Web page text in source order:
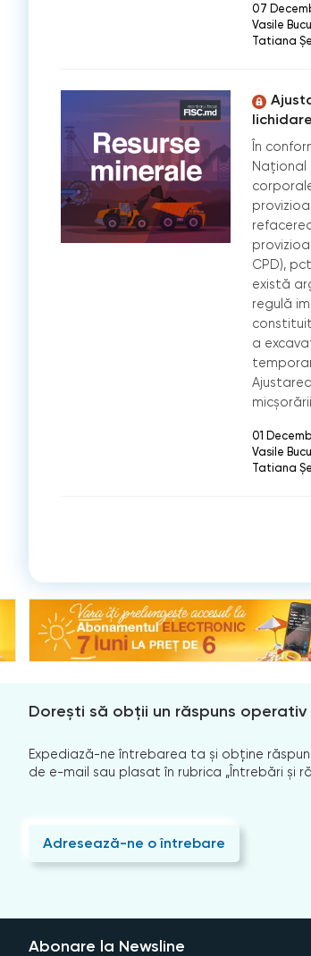
07
Vasile
Tatiana
În
Național
CPD),
există
regulă
a
01
Vasile
Tatiana
Dorești să obții un răspuns operativ
Expediază-ne întrebarea ta și obține
de e-mail sau plasat în rubrica „Întrebări și
Adresează-ne o întrebare
Abonare la Newsline